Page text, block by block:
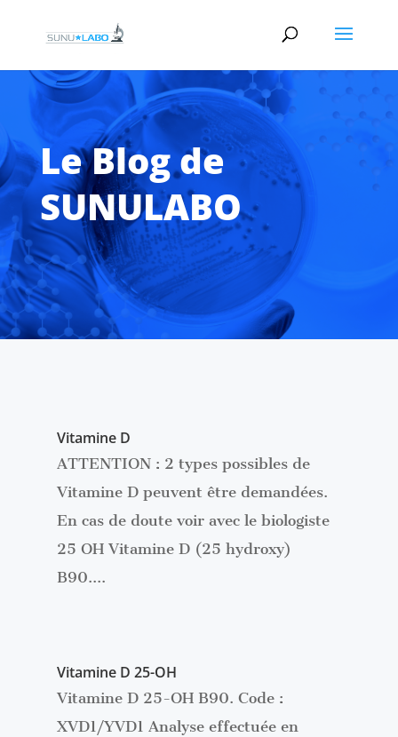
Le Blog de
SUNULABO
Vitamine D
ATTENTION : 2 types possibles de
Vitamine D peuvent être demandées.
En cas de doute voir avec le biologiste
25 OH Vitamine D (25 hydroxy)
B90....
Vitamine D 25-OH
Vitamine D 25-OH B90. Code :
XVD1/YVD1 Analyse effectuée en